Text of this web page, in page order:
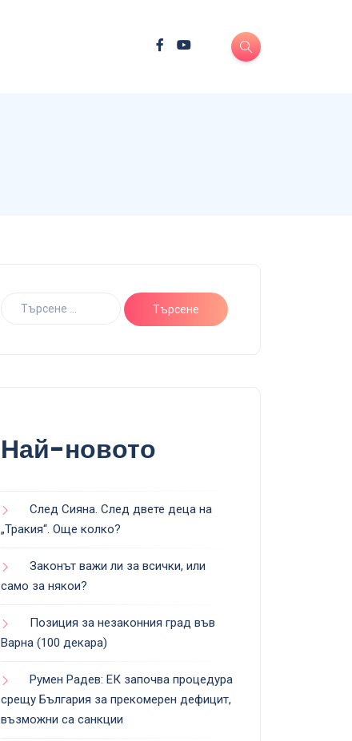
Най-новото
След Сияна. След двете деца на
„Тракия“. Още колко?
Законът важи ли за всички, или
само за някои?
Позиция за незаконния град във
Варна (100 декара)
Румен Радев: ЕК започва процедура
срещу България за прекомерен дефицит,
възможни са санкции